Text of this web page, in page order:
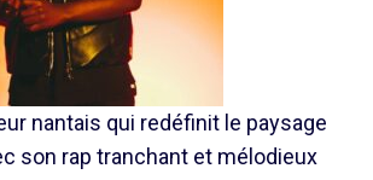
nantais qui redéfinit le paysage
son rap tranchant et mélodieux